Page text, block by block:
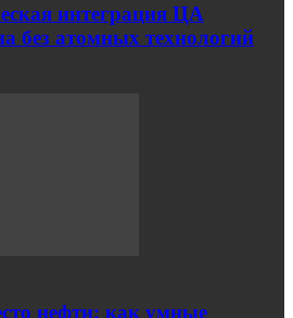
интеграция ЦА
без атомных технологий
нефти: как умные